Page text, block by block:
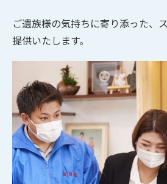
ご遺族様の気持ちに寄り添った、
提供いたします。